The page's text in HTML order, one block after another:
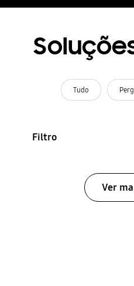
Tudo
Filtro
Ver